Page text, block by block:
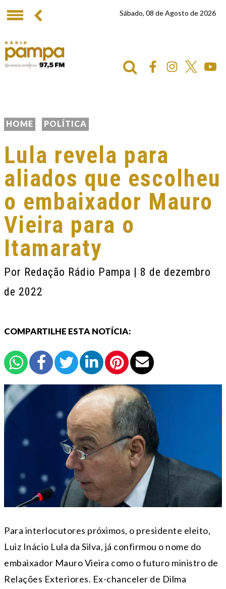
Sábado, 08 de Agosto de 2026
HOME POLÍTICA
Lula revela para
aliados que escolheu
o embaixador Mauro
Vieira para o
Itamaraty
Por Redação Rádio Pampa | 8 de dezembro
de 2022
COMPARTILHE ESTA NOTÍCIA:
Para interlocutores próximos, o presidente eleito,
Luiz Inácio Lula da Silva, já confirmou o nome do
embaixador Mauro Vieira como o futuro ministro de
Relações Exteriores. Ex-chanceler de Dilma